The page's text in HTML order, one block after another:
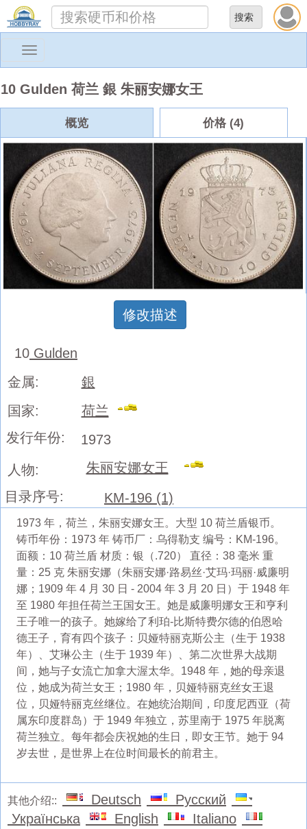
Toggle
10 Gulden 荷兰 銀 朱丽安娜女王
概览 价格 (4)
修改描述
10 Gulden
金属:
銀
国家:
荷兰
发行年份:
1973
人物:
朱丽安娜女王
目录序号:
KM-196 (1)
1973 年，荷兰，朱丽安娜女王。大型 10 荷兰盾银币。
铸币年份：1973 年 铸币厂：乌得勒支 编号：KM-196。
面额：10 荷兰盾 材质：银（.720） 直径：38 毫米 重
量：25 克 朱丽安娜（朱丽安娜·路易丝·艾玛·玛丽·威廉明
娜；1909 年 4 月 30 日 - 2004 年 3 月 20 日）于 1948 年
至 1980 年担任荷兰王国女王。她是威廉明娜女王和亨利
王子唯一的孩子。她嫁给了利珀-比斯特费尔德的伯恩哈
德王子，育有四个孩子：贝娅特丽克斯公主（生于 1938
年）、艾琳公主（生于 1939 年）、第二次世界大战期
间，她与子女流亡加拿大渥太华。1948 年，她的母亲退
位，她成为荷兰女王；1980 年，贝娅特丽克丝女王退
位，贝娅特丽克丝继位。在她统治期间，印度尼西亚（荷
属东印度群岛）于 1949 年独立，苏里南于 1975 年脱离
荷兰独立。每年都会庆祝她的生日，即女王节。她于 94
岁去世，是世界上在位时间最长的前君主。
其他介绍:: Deutsch
Русский
Українська
English
Italiano